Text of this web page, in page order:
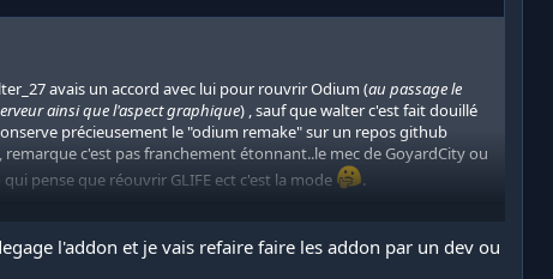
avais un accord avec lui pour rouvrir Odium (au passage le
ainsi que l'aspect graphique) , sauf que walter c'est fait douillé
précieusement le "odium remake" sur un repos github
c'est pas franchement étonnant..le mec de GoyardCity ou
pense que réouvrir GLIFE ect c'est la mode
.
l'addon et je vais refaire faire les addon par un dev ou